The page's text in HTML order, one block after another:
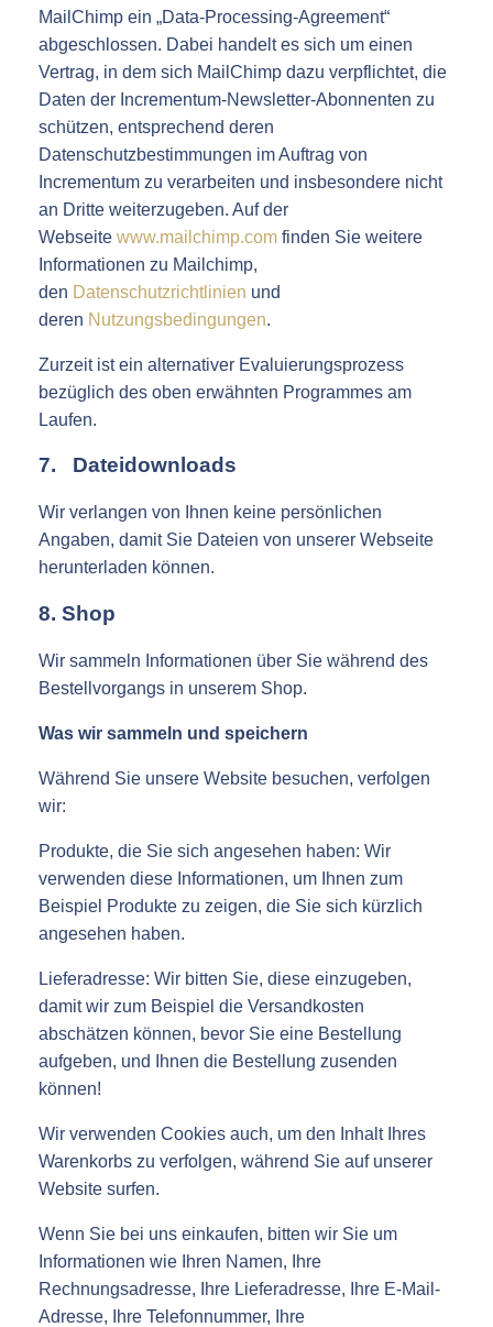
MailChimp ein „Data-Processing-Agreement“
abgeschlossen. Dabei handelt es sich um einen
Vertrag, in dem sich MailChimp dazu verpflichtet, die
Daten der Incrementum-Newsletter-Abonnenten zu
schützen, entsprechend deren
Datenschutzbestimmungen im Auftrag von
Incrementum zu verarbeiten und insbesondere nicht
an Dritte weiterzugeben. Auf der
Webseite www.mailchimp.com finden Sie weitere
Informationen zu Mailchimp,
den Datenschutzrichtlinien und
deren Nutzungsbedingungen.
Zurzeit ist ein alternativer Evaluierungsprozess
bezüglich des oben erwähnten Programmes am
Laufen.
7. Dateidownloads
Wir verlangen von Ihnen keine persönlichen
Angaben, damit Sie Dateien von unserer Webseite
herunterladen können.
8. Shop
Wir sammeln Informationen über Sie während des
Bestellvorgangs in unserem Shop.
Was wir sammeln und speichern
Während Sie unsere Website besuchen, verfolgen
wir:
Produkte, die Sie sich angesehen haben: Wir
verwenden diese Informationen, um Ihnen zum
Beispiel Produkte zu zeigen, die Sie sich kürzlich
angesehen haben.
Lieferadresse: Wir bitten Sie, diese einzugeben,
damit wir zum Beispiel die Versandkosten
abschätzen können, bevor Sie eine Bestellung
aufgeben, und Ihnen die Bestellung zusenden
können!
Wir verwenden Cookies auch, um den Inhalt Ihres
Warenkorbs zu verfolgen, während Sie auf unserer
Website surfen.
Wenn Sie bei uns einkaufen, bitten wir Sie um
Informationen wie Ihren Namen, Ihre
Rechnungsadresse, Ihre Lieferadresse, Ihre E-Mail-
Adresse, Ihre Telefonnummer, Ihre